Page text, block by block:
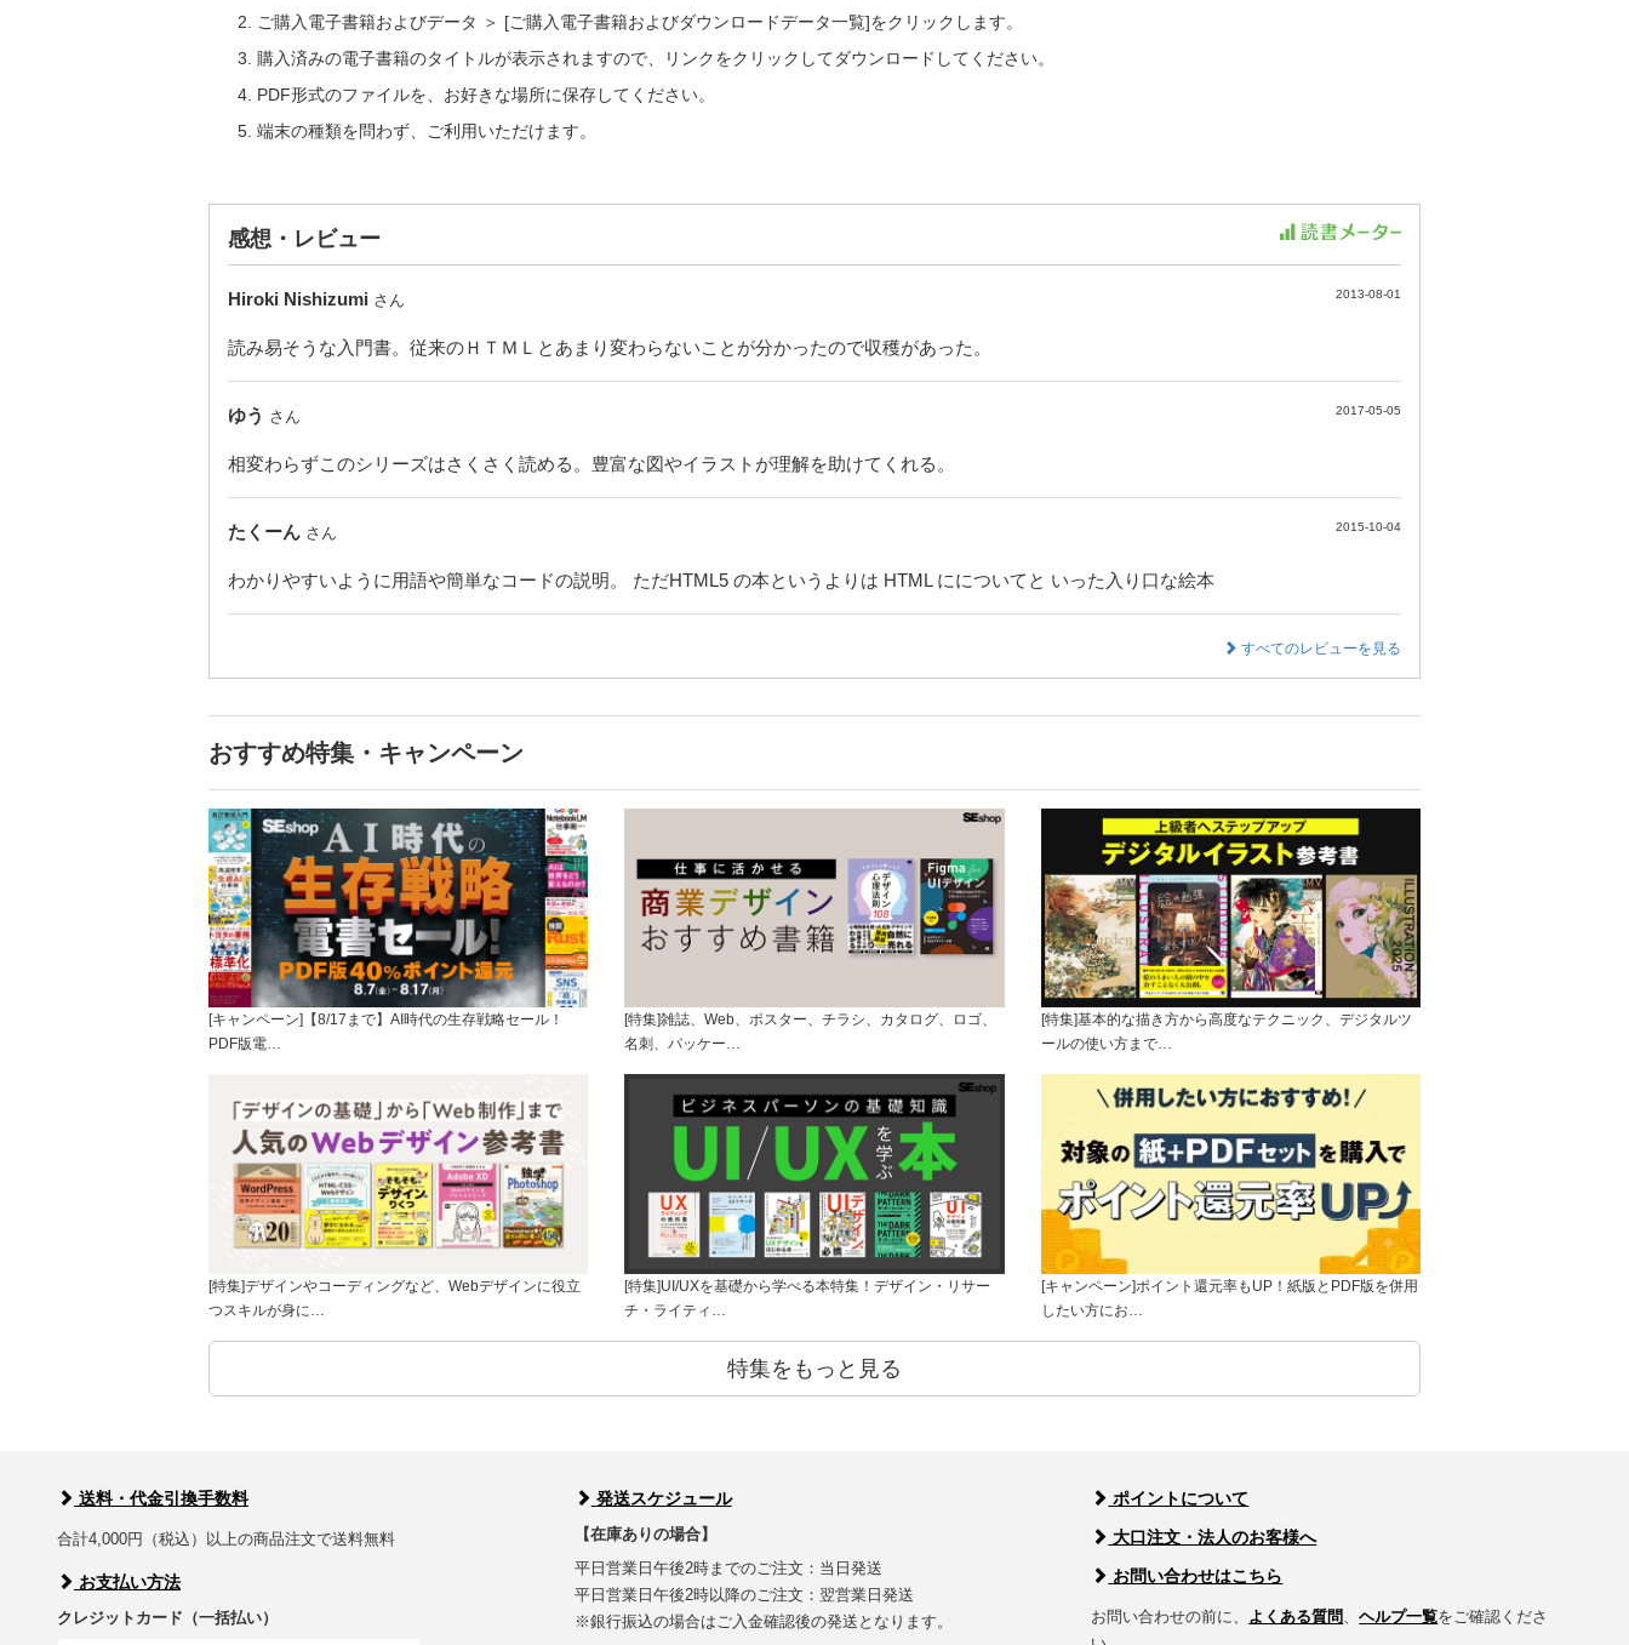
ご購入電子書籍およびデータ ＞ [ご購入電子書籍およびダウンロードデータ一覧]をクリックします。
購入済みの電子書籍のタイトルが表示されますので、リンクをクリックしてダウンロードしてください。
PDF形式のファイルを、お好きな場所に保存してください。
端末の種類を問わず、ご利用いただけます。
感想・レビュー
Hiroki Nishizumi さん 2013-08-01
読み易そうな入門書。従来のＨＴＭＬとあまり変わらないことが分かったので収穫があった。
ゆう さん 2017-05-05
相変わらずこのシリーズはさくさく読める。豊富な図やイラストが理解を助けてくれる。
たくーん さん 2015-10-04
わかりやすいように用語や簡単なコードの説明。 ただHTML5 の本というよりは HTML にについてと いった入り口な絵本
すべてのレビューを見る
おすすめ特集・キャンペーン
[キャンペーン]【8/17まで】AI時代の生存戦略セール！
PDF版電…
[特集]雑誌、Web、ポスター、チラシ、カタログ、ロゴ、
名刺、パッケー…
[特集]基本的な描き方から高度なテクニック、デジタルツ
ールの使い方まで…
[特集]デザインやコーディングなど、Webデザインに役立
つスキルが身に…
[特集]UI/UXを基礎から学べる本特集！デザイン・リサー
チ・ライティ…
[キャンペーン]ポイント還元率もUP！紙版とPDF版を併用
したい方にお…
特集をもっと見る
送料・代金引換手数料
合計4,000円（税込）以上の商品注文で送料無料
お支払い方法
クレジットカード（一括払い）
発送スケジュール
【在庫ありの場合】
平日営業日午後2時までのご注文：当日発送
平日営業日午後2時以降のご注文：翌営業日発送
※銀行振込の場合はご入金確認後の発送となります。
ポイントについて
大口注文・法人のお客様へ
お問い合わせはこちら
お問い合わせの前に、 よくある質問 、ヘルプ一覧をご確認くださ